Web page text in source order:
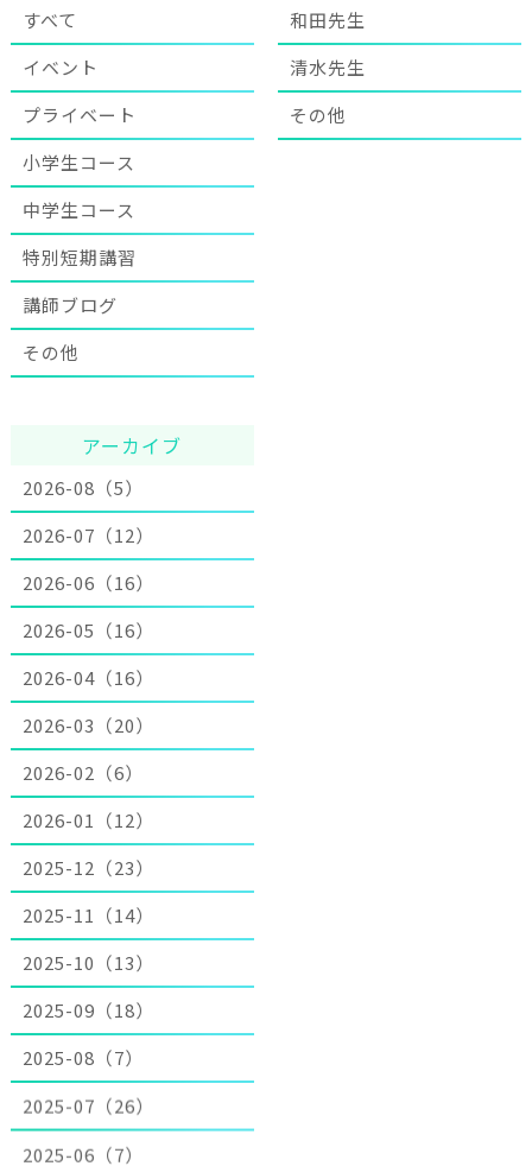
すべて
イベント
プライベート
小学生コース
中学生コース
特別短期講習
講師ブログ
その他
和田先生
清水先生
その他
アーカイブ
2026-08（5）
2026-07（12）
2026-06（16）
2026-05（16）
2026-04（16）
2026-03（20）
2026-02（6）
2026-01（12）
2025-12（23）
2025-11（14）
2025-10（13）
2025-09（18）
2025-08（7）
2025-07（26）
2025-06（7）